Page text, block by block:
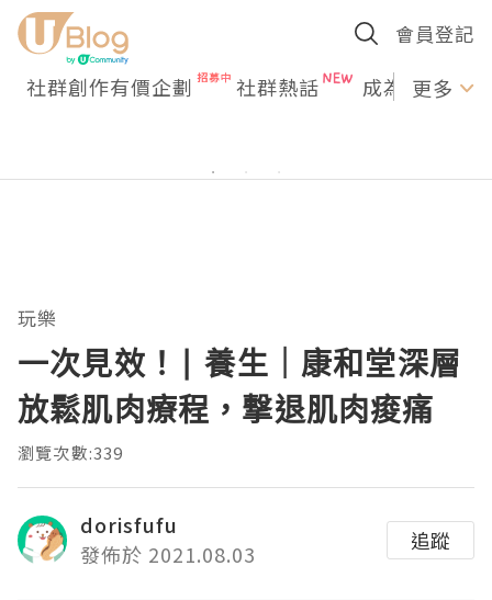
會員登記
社群創作有價企劃 社群熱話 成為U更多
玩樂
一次見效！| 養生｜康和堂深層
放鬆肌肉療程，撃退肌肉痠痛
瀏覽次數:339
dorisfufu
發佈於 2021.08.03
追蹤